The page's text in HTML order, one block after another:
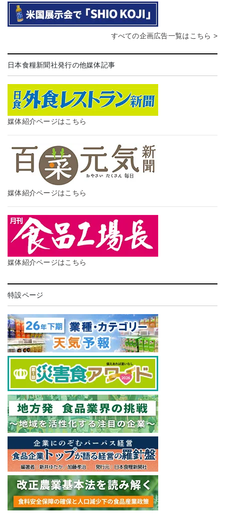
すべての企画広告一覧はこちら >
日本食糧新聞社発行の他媒体記事
媒体紹介ページはこちら
媒体紹介ページはこちら
媒体紹介ページはこちら
特設ページ